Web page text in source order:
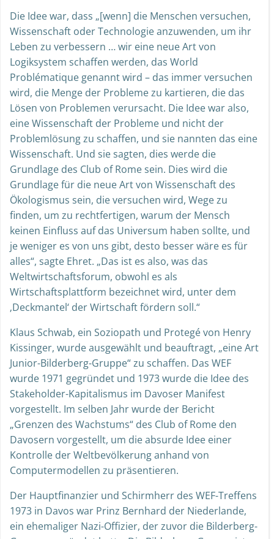
Die Idee war, dass „[wenn] die Menschen versuchen,
Wissenschaft oder Technologie anzuwenden, um ihr
Leben zu verbessern … wir eine neue Art von
Logiksystem schaffen werden, das World
Problématique genannt wird – das immer versuchen
wird, die Menge der Probleme zu kartieren, die das
Lösen von Problemen verursacht. Die Idee war also,
eine Wissenschaft der Probleme und nicht der
Problemlösung zu schaffen, und sie nannten das eine
Wissenschaft. Und sie sagten, dies werde die
Grundlage des Club of Rome sein. Dies wird die
Grundlage für die neue Art von Wissenschaft des
Ökologismus sein, die versuchen wird, Wege zu
finden, um zu rechtfertigen, warum der Mensch
keinen Einfluss auf das Universum haben sollte, und
je weniger es von uns gibt, desto besser wäre es für
alles“, sagte Ehret. „Das ist es also, was das
Weltwirtschaftsforum, obwohl es als
Wirtschaftsplattform bezeichnet wird, unter dem
‚Deckmantel‘ der Wirtschaft fördern soll.“
Klaus Schwab, ein Soziopath und Protegé von Henry
Kissinger, wurde ausgewählt und beauftragt, „eine Art
Junior-Bilderberg-Gruppe“ zu schaffen. Das WEF
wurde 1971 gegründet und 1973 wurde die Idee des
Stakeholder-Kapitalismus im Davoser Manifest
vorgestellt. Im selben Jahr wurde der Bericht
„Grenzen des Wachstums“ des Club of Rome den
Davosern vorgestellt, um die absurde Idee einer
Kontrolle der Weltbevölkerung anhand von
Computermodellen zu präsentieren.
Der Hauptfinanzier und Schirmherr des WEF-Treffens
1973 in Davos war Prinz Bernhard der Niederlande,
ein ehemaliger Nazi-Offizier, der zuvor die Bilderberg-